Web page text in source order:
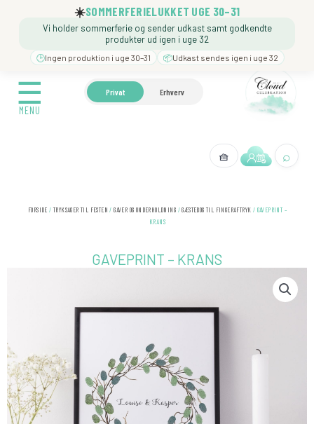
☀️SOMMERFERIELUKKET UGE 30–31
Vi holder sommerferie og sender udkast samt godkendte
produkter ud igen i uge 32
🕒Ingen produktion i uge 30–31 📦Udkast sendes igen i uge 32
☰
MENU
Privat Erhverv
🧺 ⌕
☰
MENU
🍼 BARNEDÅB ❓️ BESØG
FORSIDE /TRYKSAGER TIL FESTEN /GAVER OG UNDERHOLDNING /GÆSTEBOG TIL FINGERAFTRYK / GAVEPRINT –
KRANS
GAVEPRINT – KRANS